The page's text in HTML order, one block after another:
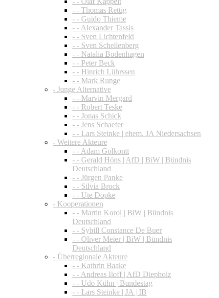
- - Thomas Rettig
- - Guido Thieme
- - Alexander Tassis
- - Sven Lichtenfeld
- - Sven Schellenberg
- - Natalia Bodenhagen
- - Peter Beck
- - Hinrich Lührssen
- - Mark Runge
- Junge Alternative
- - Marvin Mergard
- - Robert Teske
- - Jonas Schick
- - Jens Schaefer
- - Lars Steinke | ehem. JA Niedersachsen
- Weitere Akteure
- - Adam Golkontt
- - Gerald Höns | AfD | BiW | Bündnis
Deutschland
- - Jürgen Panke
- - Silvia Brock
- - Ute Dopke
- Kooperationen
- - Martin Korol | BiW | Bündnis
Deutschland
- - Sybill Constance De Buer
- - Oliver Meier | BiW | Bündnis
Deutschland
- Überregionale Akteure
- - Kathrin Baake
- - Andreas Iloff | AfD Diepholz
- - Udo Kühn | Bundestag
- - Lars Steinke | JA | IB